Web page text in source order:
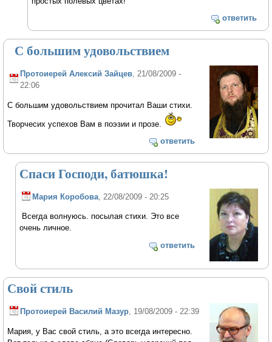
ответить
С большим удовольствием
Протоиерей Алексий Зайцев , 21/08/2009 -
22:06
С большим удовольствием прочитал Ваши стихи.
Творчесих успехов Вам в поэзии и прозе.
ответить
Спаси Господи, батюшка!
Мария Коробова , 22/08/2009 - 20:25
Всегда волнуюсь. посылая стихи. Это все
очень личное.
ответить
Свой стиль
Протоиерей Василий Мазур, 19/08/2009 - 22:39
Мария, у Вас свой стиль, а это всегда интересно.